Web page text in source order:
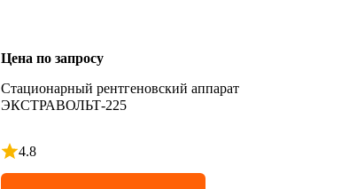
Цена по запросу
Стационарный рентгеновский аппарат
ЭКСТРАВОЛЬТ-225
4.8
Рейтинг 4.8 из 5